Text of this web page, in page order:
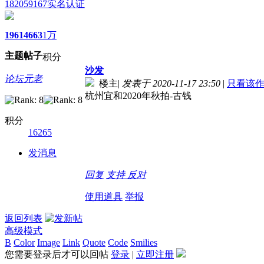
182059167实名认证
1961
主题
4663
帖子
1万
积分
论坛元老
积分
16265
发消息
沙发
楼主| 发表于 2020-11-17 23:50 | 只看该
杭州宜和2020年秋拍-古钱
回复 支持 反对
使用道具 举报
返回列表
高级模式
B Color Image Link Quote Code Smilies
您需要登录后才可以回帖 登录 | 立即注册